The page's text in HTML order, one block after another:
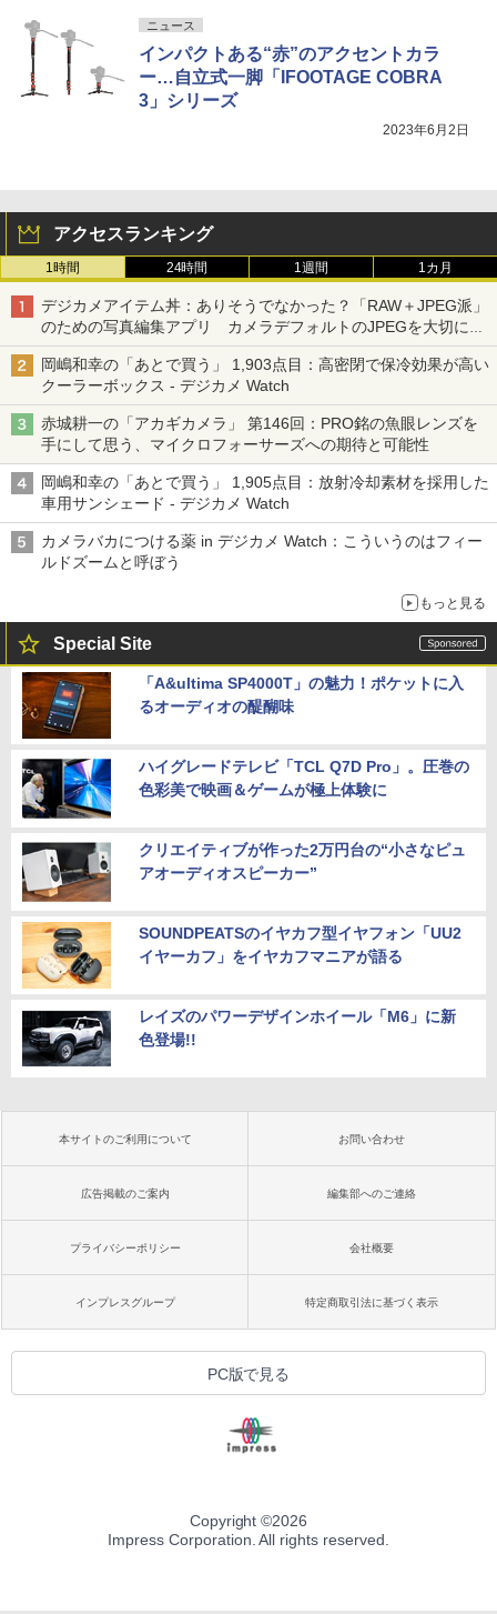
ニュース
インパクトある“赤”のアクセントカラ
ー…自立式一脚「IFOOTAGE COBRA
3」シリーズ
2023年6月2日
アクセスランキング
1時間 24時間 1週間 1カ月
デジカメアイテム丼：ありそうでなかった？「RAW＋JPEG派」
のための写真編集アプリ カメラデフォルトのJPEGを大切にす
る「Filmator」
岡嶋和幸の「あとで買う」 1,903点目：高密閉で保冷効果が高い
クーラーボックス - デジカメ Watch
赤城耕一の「アカギカメラ」 第146回：PRO銘の魚眼レンズを
手にして思う、マイクロフォーサーズへの期待と可能性
岡嶋和幸の「あとで買う」 1,905点目：放射冷却素材を採用した
車用サンシェード - デジカメ Watch
カメラバカにつける薬 in デジカメ Watch：こういうのはフィー
ルドズームと呼ぼう
もっと見る
Special Site
「A&ultima SP4000T」の魅力！ポケットに入
るオーディオの醍醐味
ハイグレードテレビ「TCL Q7D Pro」。圧巻の
色彩美で映画＆ゲームが極上体験に
クリエイティブが作った2万円台の“小さなピュ
アオーディオスピーカー”
SOUNDPEATSのイヤカフ型イヤフォン「UU2
イヤーカフ」をイヤカフマニアが語る
レイズのパワーデザインホイール「M6」に新
色登場!!
本サイトのご利用について お問い合わせ
広告掲載のご案内 編集部へのご連絡
プライバシーポリシー 会社概要
インプレスグループ 特定商取引法に基づく表示
PC版で見る
Copyright ©2026
Impress Corporation. All rights reserved.